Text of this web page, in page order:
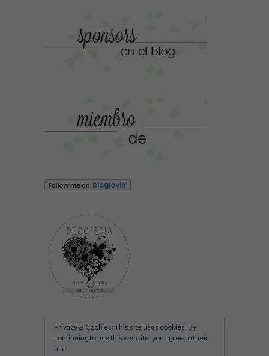
Privacy & Cookies: This site uses cookies. By
continuing to use this website, you agree to their
use.